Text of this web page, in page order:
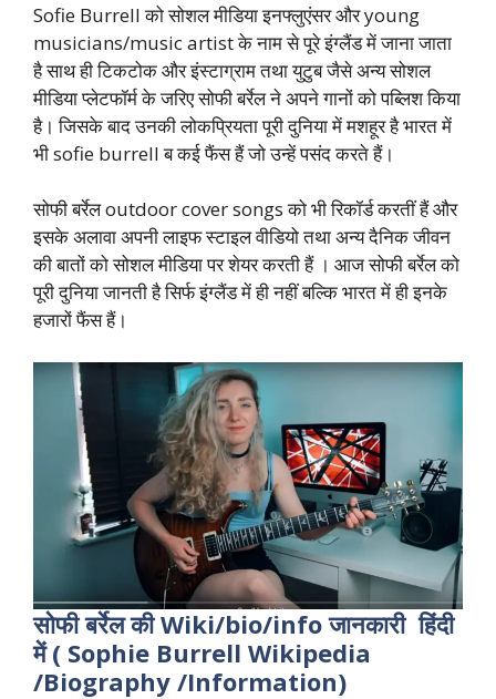
Sofie Burrell को सोशल मीडिया इनफ्लुएंसर और young
musicians/music artist के नाम से पूरे इंग्लैंड में जाना जाता
है साथ ही टिकटोक और इंस्टाग्राम तथा युटुब जैसे अन्य सोशल
मीडिया प्लेटफॉर्म के जरिए सोफी बर्रेल ने अपने गानों को पब्लिश किया
है। जिसके बाद उनकी लोकप्रियता पूरी दुनिया में मशहूर है भारत में
भी sofie burrell ब कई फैंस हैं जो उन्हें पसंद करते हैं।
सोफी बर्रेल outdoor cover songs को भी रिकॉर्ड करतीं हैं और
इसके अलावा अपनी लाइफ स्टाइल वीडियो तथा अन्य दैनिक जीवन
की बातों को सोशल मीडिया पर शेयर करती हैं । आज सोफी बर्रेल को
पूरी दुनिया जानती है सिर्फ इंग्लैंड में ही नहीं बल्कि भारत में ही इनके
हजारों फैंस हैं।
सोफी बर्रेल की Wiki/bio/info जानकारी हिंदी
में ( Sophie Burrell Wikipedia
/Biography /Information)